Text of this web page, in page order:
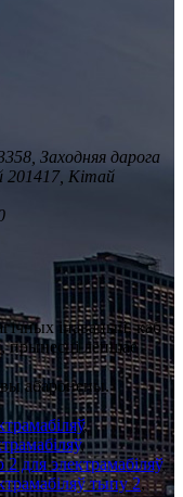
Заходняя дарога
Кітай
інавацый, каб
прынесці лепшае
абаронены.
,
,
для электрамабіляў,
тыпу 2,